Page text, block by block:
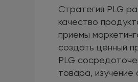
Стратегия PLG
качество
приемы
создать ценный
PLG
товара, изучение